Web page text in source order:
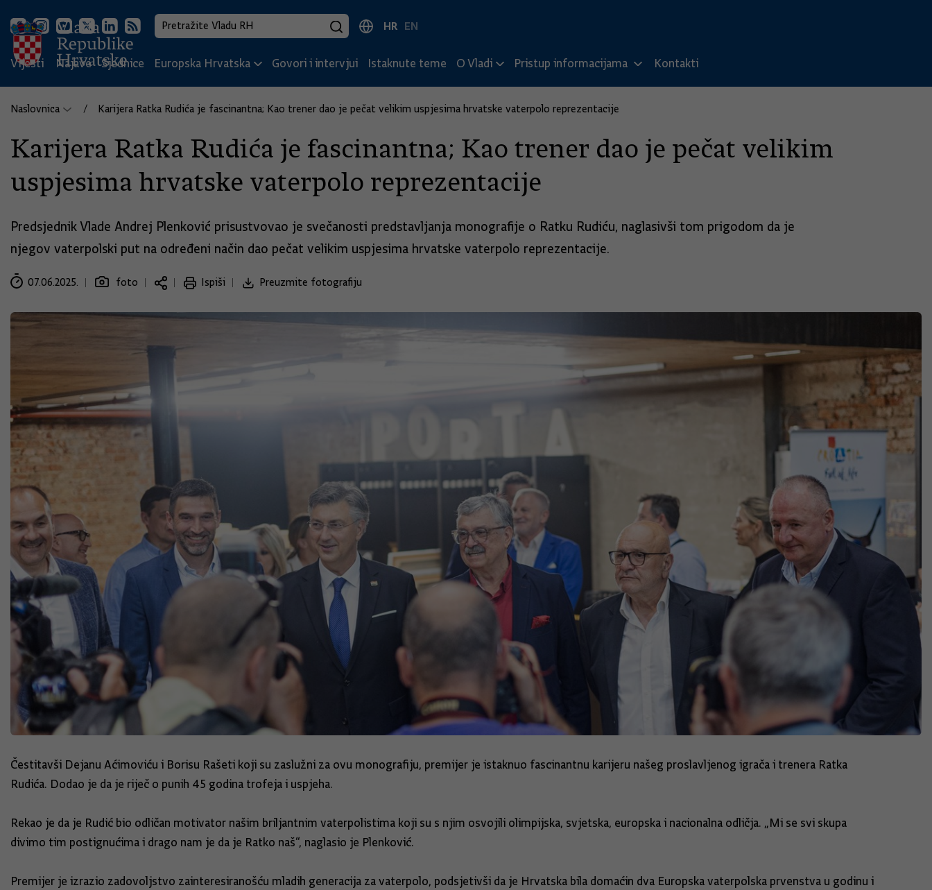
HR EN
Vijesti Najave Sjednice Europska Hrvatska Govori i intervjui Istaknute teme O Vladi Pristup informacijama Kontakti
Naslovnica Karijera Ratka Rudića je fascinantna; Kao trener dao je pečat velikim uspjesima hrvatske vaterpolo reprezentacije
Karijera Ratka Rudića je fascinantna; Kao trener dao je pečat velikim
uspjesima hrvatske vaterpolo reprezentacije
Predsjednik Vlade Andrej Plenković prisustvovao je svečanosti predstavljanja monografije o Ratku Rudiću, naglasivši tom prigodom da je
njegov vaterpolski put na određeni način dao pečat velikim uspjesima hrvatske vaterpolo reprezentacije.
07.06.2025. foto Ispiši Preuzmite fotografiju
Čestitavši Dejanu Aćimoviću i Borisu Rašeti koji su zaslužni za ovu monografiju, premijer je istaknuo fascinantnu karijeru našeg proslavljenog igrača i trenera Ratka
Rudića. Dodao je da je riječ o punih 45 godina trofeja i uspjeha.
Rekao je da je Rudić bio odličan motivator našim briljantnim vaterpolistima koji su s njim osvojili olimpijska, svjetska, europska i nacionalna odličja. „Mi se svi skupa
divimo tim postignućima i drago nam je da je Ratko naš“, naglasio je Plenković.
Premijer je izrazio zadovoljstvo zainteresiranošću mladih generacija za vaterpolo, podsjetivši da je Hrvatska bila domaćin dva Europska vaterpolska prvenstva u godinu i